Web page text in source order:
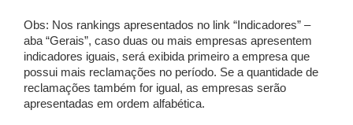
Obs: Nos rankings apresentados no link “Indicadores” –
aba “Gerais”, caso duas ou mais empresas apresentem
indicadores iguais, será exibida primeiro a empresa que
possui mais reclamações no período. Se a quantidade de
reclamações também for igual, as empresas serão
apresentadas em ordem alfabética.